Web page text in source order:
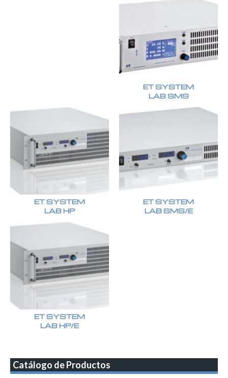
ET SYSTEM
LAB SMS
ET SYSTEM
LAB HP
ET SYSTEM
LAB SMS/E
ET SYSTEM
LAB HP/E
Catálogo de Productos